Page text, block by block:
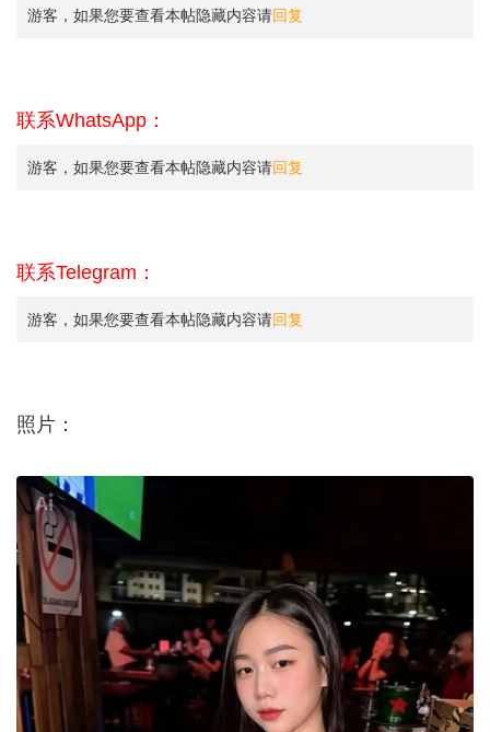
游客，如果您要查看本帖隐藏内容请回复
联系WhatsApp：
游客，如果您要查看本帖隐藏内容请回复
联系Telegram：
游客，如果您要查看本帖隐藏内容请回复
照片：